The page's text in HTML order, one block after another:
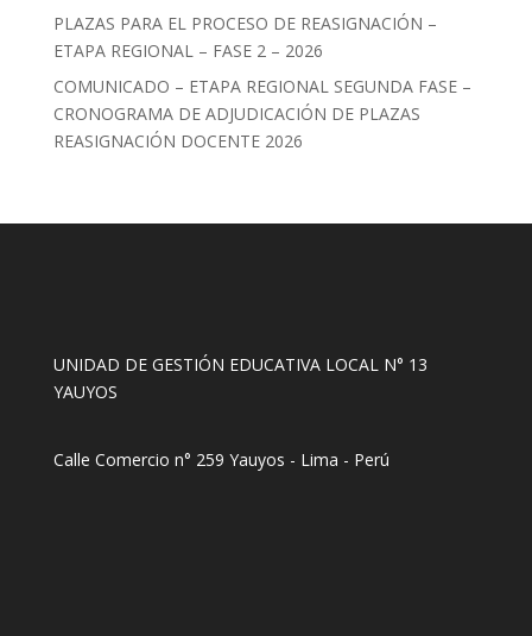
PLAZAS PARA EL PROCESO DE REASIGNACIÓN –
ETAPA REGIONAL – FASE 2 – 2026
COMUNICADO – ETAPA REGIONAL SEGUNDA FASE –
CRONOGRAMA DE ADJUDICACIÓN DE PLAZAS
REASIGNACIÓN DOCENTE 2026
UNIDAD DE GESTIÓN EDUCATIVA LOCAL N° 13
YAUYOS
Calle Comercio n° 259 Yauyos - Lima - Perú